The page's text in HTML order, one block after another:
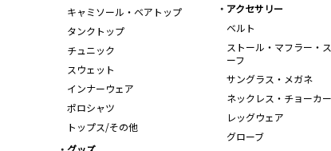
キャミソール・ベアトップ
タンクトップ
チュニック
スウェット
インナーウェア
ポロシャツ
トップス/その他
アクセサリー
ベルト
ストール・マフラー・
ーフ
サングラス・メガネ
ネックレス・チョーカー
レッグウェア
グローブ